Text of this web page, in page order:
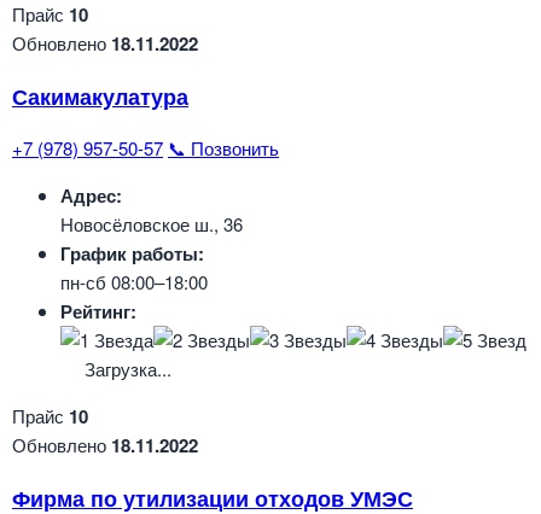
Прайс 10
Обновлено 18.11.2022
Сакимакулатура
+7 (978) 957-50-57 📞 Позвонить
Адрес:
Новосёловское ш., 36
График работы:
пн-сб 08:00–18:00
Рейтинг:
Загрузка...
Прайс 10
Обновлено 18.11.2022
Фирма по утилизации отходов УМЭС